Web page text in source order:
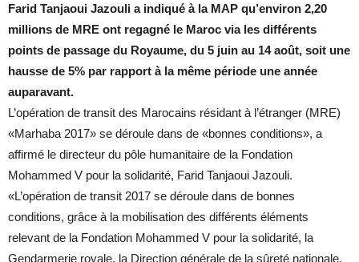
Farid Tanjaoui Jazouli a indiqué à la MAP qu’environ 2,20
millions de MRE ont regagné le Maroc via les différents
points de passage du Royaume, du 5 juin au 14 août, soit une
hausse de 5% par rapport à la même période une année
auparavant.
L’opération de transit des Marocains résidant à l’étranger (MRE)
«Marhaba 2017» se déroule dans de «bonnes conditions», a
affirmé le directeur du pôle humanitaire de la Fondation
Mohammed V pour la solidarité, Farid Tanjaoui Jazouli.
«L’opération de transit 2017 se déroule dans de bonnes
conditions, grâce à la mobilisation des différents éléments
relevant de la Fondation Mohammed V pour la solidarité, la
Gendarmerie royale, la Direction générale de la sûreté nationale,